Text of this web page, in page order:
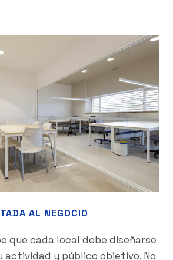
AL NEGOCIO
que cada local debe diseñarse
actividad y público objetivo. No